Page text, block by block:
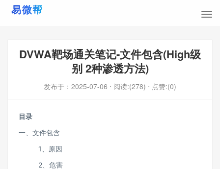
DVWA靶场通关笔记-文件包含(High级
别 2种渗透方法)
发布于： 2025-07-06 ⋅ 阅读:(278) ⋅ 点赞:(0)
目录
一、文件包含
1、原因
2、危害